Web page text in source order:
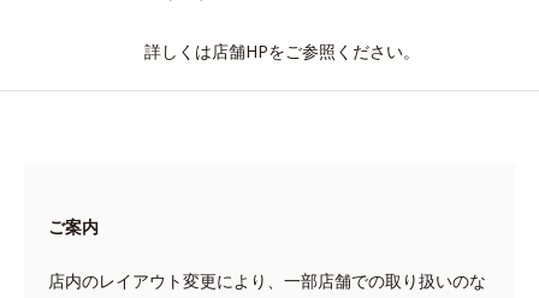
詳しくは店舗HPをご参照ください。
ご案内
店内のレイアウト変更により、一部店舗での取り扱いのな